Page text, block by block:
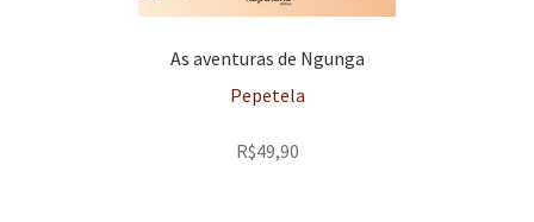
As aventuras de Ngunga
Pepetela
R$49,90